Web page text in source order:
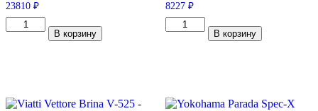
23810 ₽
Количество
товара
97
В корзину
8227 ₽
Количество
товара
225/55/R17
В корзину